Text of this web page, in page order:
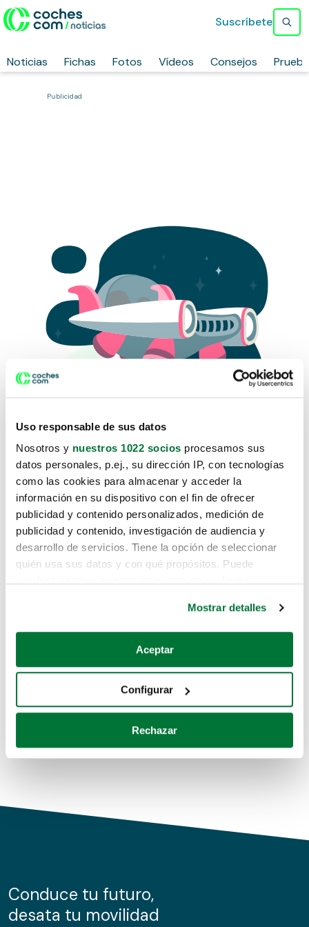
Uso responsable de sus datos
Nosotros y nuestros 1022 socios procesamos sus
datos personales, p.ej., su dirección IP, con tecnologías
como las cookies para almacenar y acceder la
información en su dispositivo con el fin de ofrecer
publicidad y contenido personalizados, medición de
publicidad y contenido, investigación de audiencia y
desarrollo de servicios. Tiene la opción de seleccionar
quién usa sus datos y con qué propósitos. Puede
Si lo permite, también quisiéramos:
Recopilar información sobre su ubicación geográfica
Identificar su dispositivo analizándolo activamente
para buscar características específicas (huellas
Obtenga más información sobre cómo se procesan sus
de cookies.
información sobre el uso que haga del sitio web con
nuestros partners de redes sociales, publicidad y análisis
Mostrar detalles
Aceptar
Configurar
Rechazar
Noticias Fichas Fotos Vídeos Consejos
Suscríbete
Publicidad
Lo sentimos, no sabemos como
te hemos traido hasta aquí.
Pero puedes encontrar el coche que estás
buscando en alguno de estos enlaces:
Coches de segunda mano
Coches de km0
Conduce tu futuro,
desata tu movilidad